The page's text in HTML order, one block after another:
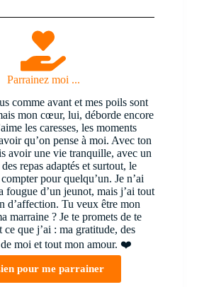
Parrainez moi ...
comme avant et mes poils sont
mon cœur, lui, déborde encore
les caresses, les moments
qu’on pense à moi. Avec ton
avoir une vie tranquille, avec un
repas adaptés et surtout, le
pour quelqu’un. Je n’ai
fougue d’un jeunot, mais j’ai tout
d’affection. Tu veux être mon
marraine ? Je te promets de te
ce que j’ai : ma gratitude, des
moi et tout mon amour. ❤️
pour me parrainer